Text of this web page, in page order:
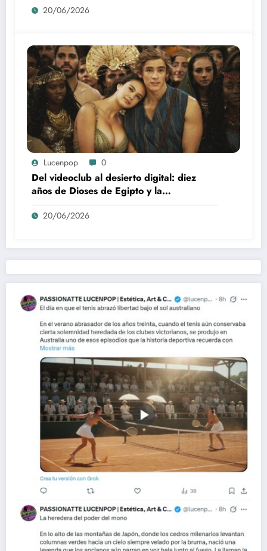
20/06/2026
Lucenpop 0
Del videoclub al desierto digital: diez
años de Dioses de Egipto y la
desaparición del blockbuster sin
complejos
20/06/2026